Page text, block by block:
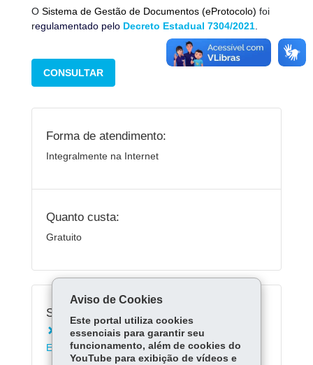
O Sistema de Gestão de Documentos (eProtocolo) foi
regulamentado pelo Decreto Estadual 7304/2021
CONSULTAR
Forma de atendimento:
Integralmente na Internet
Quanto custa:
Gratuito
Serviços Relacionados:
Registrar solicitação no Protocolo Geral do
Estado do Paraná
Aviso de Cookies
Este portal utiliza cookies
essenciais para garantir seu
funcionamento, além de cookies do
YouTube para exibição de vídeos e